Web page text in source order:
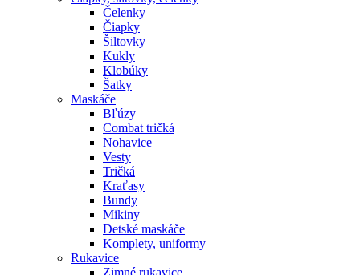
Čelenky
Čiapky
Šiltovky
Kukly
Klobúky
Šatky
Maskáče
Bľúzy
Combat tričká
Nohavice
Vesty
Tričká
Kraťasy
Bundy
Mikiny
Detské maskáče
Komplety, uniformy
Rukavice
Zimné rukavice